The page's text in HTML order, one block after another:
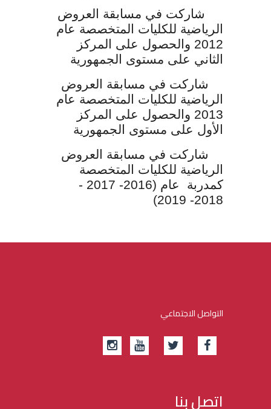
شاركت في مسابقة العروض
الرياضية للكليات المتخصصة عام
2012 والحصول على المركز
الثاني على مستوى الجمهورية
شاركت في مسابقة العروض
الرياضية للكليات المتخصصة عام
2013 والحصول على المركز
الأول على مستوى الجمهورية
شاركت في مسابقة العروض
الرياضية للكليات المتخصصة
كمدربة عام (2016- 2017 -
2018- 2019)
التواصل الاجتماعي
اتصل بنا